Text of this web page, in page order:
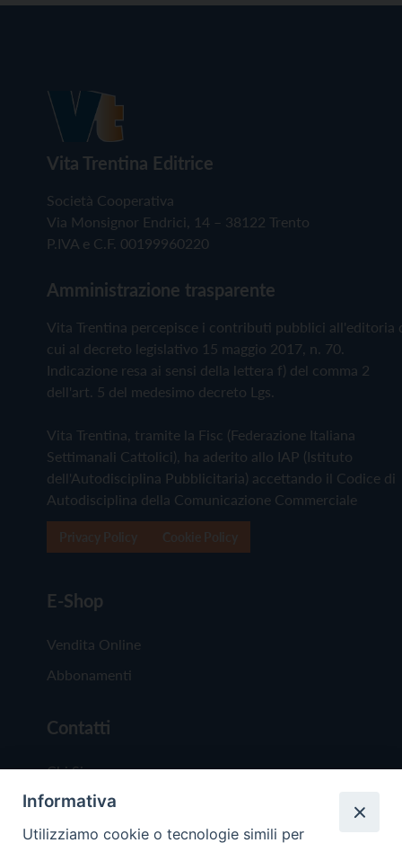
Vita Trentina Editrice
Società Cooperativa
Via Monsignor Endrici, 14 – 38122 Trento
P.IVA e C.F. 00199960220
Amministrazione trasparente
Vita Trentina percepisce i contributi pubblici all'editoria
cui al decreto legislativo 15 maggio 2017, n. 70.
Indicazione resa ai sensi della lettera f) del comma 2
dell'art. 5 del medesimo decreto Lgs.
Vita Trentina, tramite la Fisc (Federazione Italiana
Settimanali Cattolici), ha aderito allo IAP (Istituto
dell'Autodisciplina Pubblicitaria) accettando il Codice di
Autodisciplina della Comunicazione Commerciale
E-Shop
Vendita Online
Abbonamenti
Contatti
Chi Siamo
Redazione
Scrivici
Informativa
Utilizziamo cookie o tecnologie simili per